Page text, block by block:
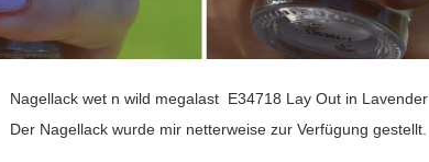
Nagellack wet n wild megalast E34718 Lay Out in Lavender
Der Nagellack wurde mir netterweise zur Verfügung gestellt.